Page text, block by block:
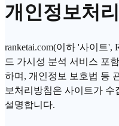
개인정보처
ranketai.com(이하 '사이트',
드 가시성 분석 서비스 포
하며, 개인정보 보호법 등
보처리방침은 사이트가 수
설명합니다.